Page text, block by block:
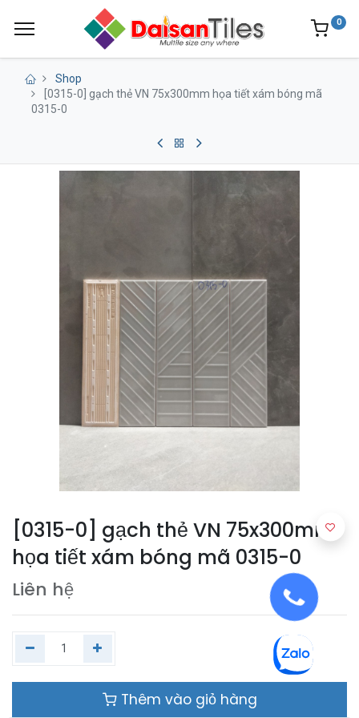
0
Shop
[0315-0] gạch thẻ VN 75x300mm họa tiết xám bóng mã
0315-0
[0315-0] gạch thẻ VN 75x300mm
họa tiết xám bóng mã 0315-0
Liên hệ
Thêm vào giỏ hàng